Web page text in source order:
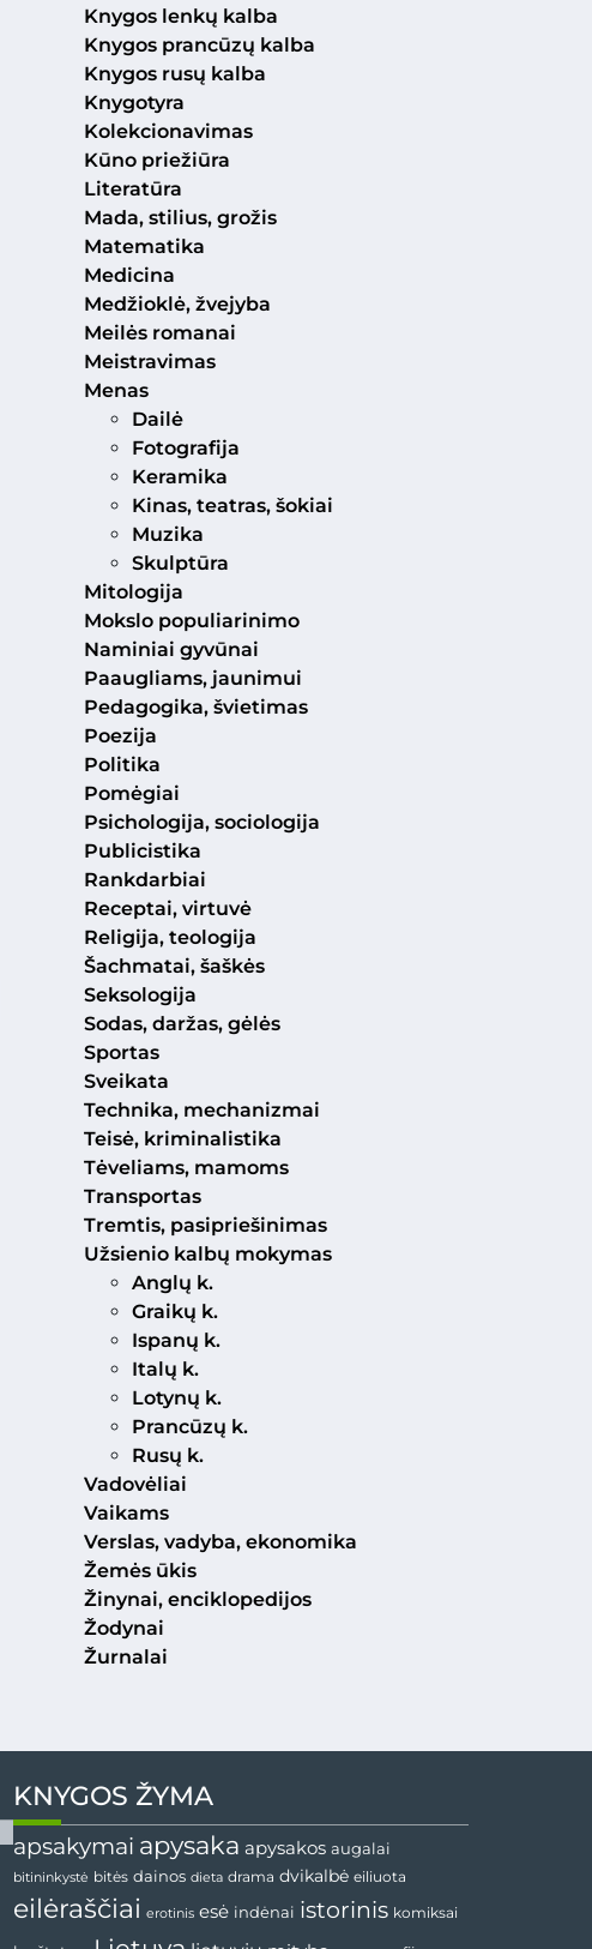
Knygos lenkų kalba
Knygos prancūzų kalba
Knygos rusų kalba
Knygotyra
Kolekcionavimas
Kūno priežiūra
Literatūra
Mada, stilius, grožis
Matematika
Medicina
Medžioklė, žvejyba
Meilės romanai
Meistravimas
Menas
Dailė
Fotografija
Keramika
Kinas, teatras, šokiai
Muzika
Skulptūra
Mitologija
Mokslo populiarinimo
Naminiai gyvūnai
Paaugliams, jaunimui
Pedagogika, švietimas
Poezija
Politika
Pomėgiai
Psichologija, sociologija
Publicistika
Rankdarbiai
Receptai, virtuvė
Religija, teologija
Šachmatai, šaškės
Seksologija
Sodas, daržas, gėlės
Sportas
Sveikata
Technika, mechanizmai
Teisė, kriminalistika
Tėveliams, mamoms
Transportas
Tremtis, pasipriešinimas
Užsienio kalbų mokymas
Anglų k.
Graikų k.
Ispanų k.
Italų k.
Lotynų k.
Prancūzų k.
Rusų k.
Vadovėliai
Vaikams
Verslas, vadyba, ekonomika
Žemės ūkis
Žinynai, enciklopedijos
Žodynai
Žurnalai
KNYGOS ŽYMA
apsakymai apysaka apysakos augalai
bitininkystė bitės dainos dieta drama dvikalbė eiliuota
eilėraščiai erotinis esė indėnai istorinis komiksai